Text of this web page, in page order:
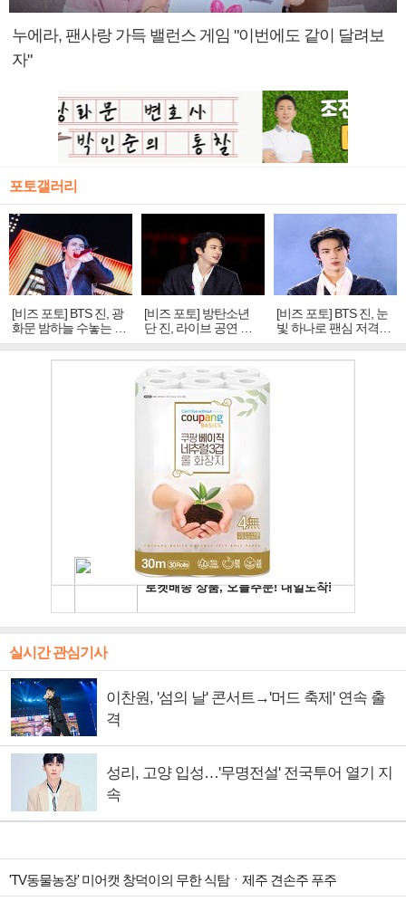
누에라, 팬사랑 가득 밸런스 게임 "이번에도 같이 달려보
자"
포토갤러리
[비즈 포토] BTS 진, 광
화문 밤하늘 수놓는 '비
주얼 킹'의 열창
[비즈 포토] 방탄소년
단 진, 라이브 공연 중
빛나는 독보적 아우라
[비즈 포토] BTS 진, 눈
빛 하나로 팬심 저격…
독보적 카리스마
실시간 관심기사
이찬원, '섬의 날' 콘서트→'머드 축제' 연속 출
격
성리, 고양 입성…'무명전설' 전국투어 열기 지
속
'TV동물농장' 미어캣 창덕이의 무한 식탐ㆍ제주 견손주 푸주